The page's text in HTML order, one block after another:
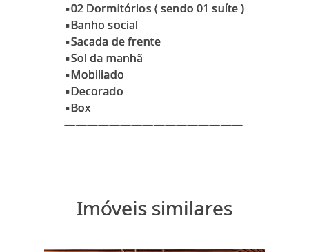
▪02 Dormitórios ( sendo 01 suíte )
▪Banho social
▪Sacada de frente
▪Sol da manhã
▪Mobiliado
▪Decorado
▪Box
————————————————
Imóveis similares